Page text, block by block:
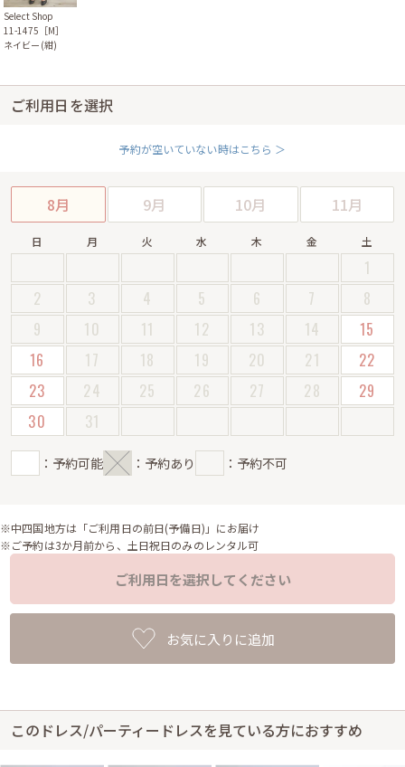
Select Shop
11-1475［M］
ネイビー(紺)
ご利用日を選択
予約が空いていない時はこちら ＞
8月 9月 10月 11月
日 月 火 水 木 金 土
1
2
3 4 5 6 7
8
9
10 11 12 13 14
15
16
17 18 19 20 21
22
23
24 25 26 27 28
29
30
31
：予約可能 ：予約あり ：予約不可
※中四国地方は「ご利用日の前日(予備日)」にお届け
※ご予約は3か月前から、土日祝日のみのレンタル可
ご利用日を選択してください
お気に入りに追加
このドレス/パーティードレスを見ている方におすすめ